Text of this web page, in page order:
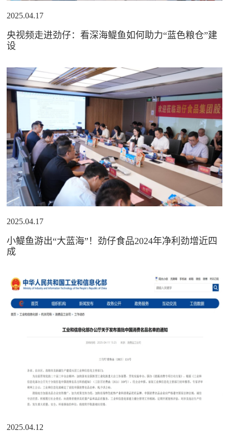
2025.04.17
央视频走进劲仔：看深海鳀鱼如何助力“蓝色粮仓”建
设
2025.04.17
小鳀鱼游出“大蓝海”！劲仔食品2024年净利劲增近四
成
2025.04.12